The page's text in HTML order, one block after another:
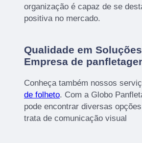
organização é capaz de se
positiva no mercado.
Qualidade em
Empresa de
Conheça também nossos
de folheto. Com a Globo
pode encontrar diversas
trata de comunicação visual